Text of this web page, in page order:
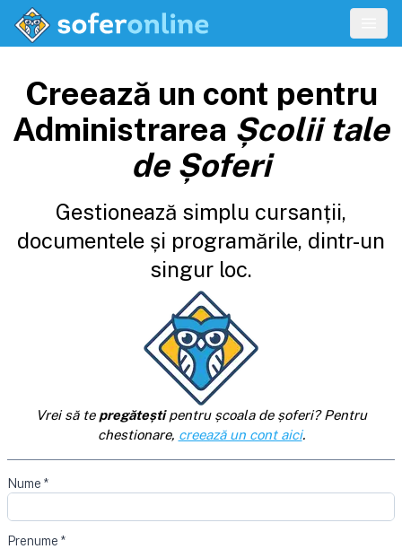
Creează un cont pentru
Administrarea Școlii tale
de Șoferi
Gestionează simplu cursanții,
documentele și programările, dintr-un
singur loc.
Vrei să te pregăteștipentru școala de șoferi? Pentru
chestionare, creează un cont aici.
Nume *
Prenume *